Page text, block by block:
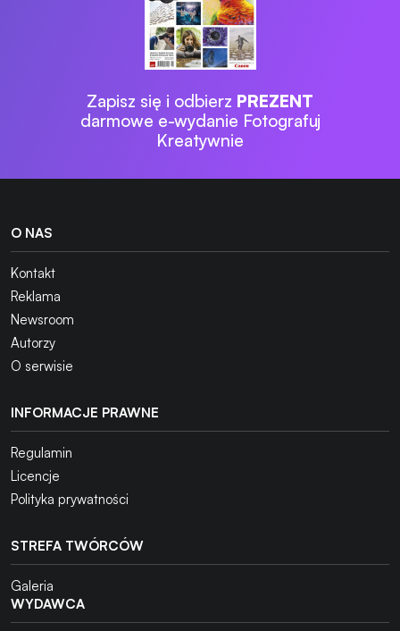
Zapisz się i odbierz PREZENT
darmowe e-wydanie Fotografuj
Kreatywnie
O NAS
Kontakt
Reklama
Newsroom
Autorzy
O serwisie
INFORMACJE PRAWNE
Regulamin
Licencje
Polityka prywatności
STREFA TWÓRCÓW
Galeria
WYDAWCA